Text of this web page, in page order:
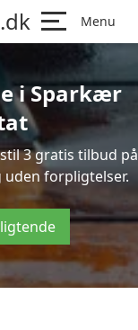
Menu
i Sparkær
3 gratis tilbud på
forpligtelser.